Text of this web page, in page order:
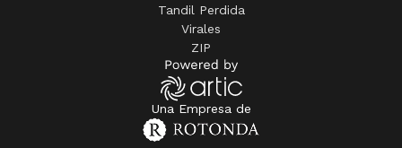
Tandil Perdida
Virales
ZIP
Una Empresa de